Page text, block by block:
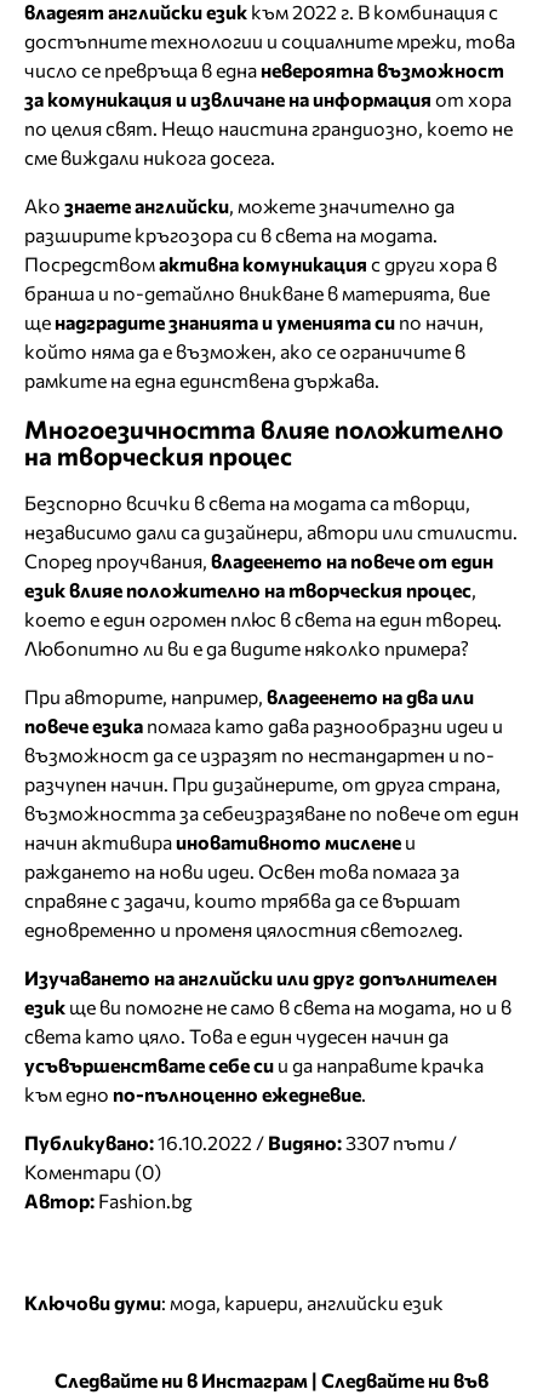
владеят английски език към 2022 г. В комбинация с
достъпните технологии и социалните мрежи, това
число се превръща в една невероятна възможност
за комуникация и извличане на информация от хора
по целия свят. Нещо наистина грандиозно, което не
сме виждали никога досега.
Ако знаете английски , можете значително да
разширите кръгозора си в света на модата.
Посредствомактивна комуникация с други хора в
бранша и по-детайлно вникване в материята, вие
ще надградите знанията и уменията си по начин,
който няма да е възможен, ако се ограничите в
рамките на една единствена държава.
Многоезичността влияе положително
на творческия процес
Безспорно всички в света на модата са творци,
независимо дали са дизайнери, автори или стилисти.
Според проучвания, владеенето на повече от един
език влияе положително на творческия процес
което е един огромен плюс в света на един творец.
Любопитно ли ви е да видите няколко примера?
При авторите, например, владеенето на два или
повече езика помага като дава разнообразни идеи и
възможност да се изразят по нестандартен и по-
разчупен начин. При дизайнерите, от друга страна,
възможността за себеизразяване по повече от един
начин активираиновативното мислене и
раждането на нови идеи. Освен това помага за
справяне с задачи, които трябва да се вършат
едновременно и променя цялостния светоглед.
Изучаването на английски или друг допълнителен
език ще ви помогне не само в света на модата, но и в
света като цяло. Това е един чудесен начин да
усъвършенствате себе си и да направите крачка
към едно по-пълноценно ежедневие
Публикувано:16.10.2022 / Видяно: 3307 пъти /
Коментари (0)
Автор: Fashion.bg
Ключови думи: мода кариери английски език
Следвайте ни в Инстаграм | Следвайте ни във